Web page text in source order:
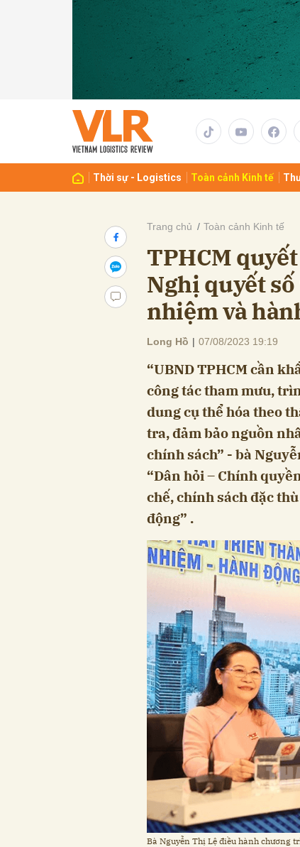
Thời sự - Logistics Toàn cảnh Kinh tế
Trang chủ Toàn cảnh Kinh tế
TPHCM
Nghị quyết
nhiệm và
Long Hồ | 07/08/2023 19:19
“UBND TPHCM cần
công tác tham mưu,
dung cụ thể hóa theo
tra, đảm bảo nguồn
chính sách” - bà
“Dân hỏi – Chính
chế, chính sách đặc
động” .
Bà Nguyễn Thị Lệ điều hành chương